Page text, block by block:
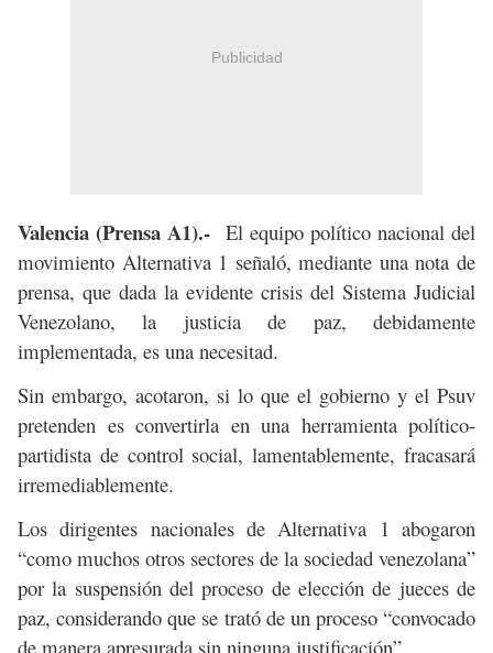
Publicidad
Valencia (Prensa A1).- El equipo político nacional del
movimiento Alternativa 1 señaló, mediante una nota de
prensa, que dada la evidente crisis del Sistema Judicial
Venezolano, la justicia de paz, debidamente
implementada, es una necesitad.
Sin embargo, acotaron, si lo que el gobierno y el Psuv
pretenden es convertirla en una herramienta político-
partidista de control social, lamentablemente, fracasará
irremediablemente.
Los dirigentes nacionales de Alternativa 1 abogaron
“como muchos otros sectores de la sociedad venezolana”
por la suspensión del proceso de elección de jueces de
paz, considerando que se trató de un proceso “convocado
de manera apresurada sin ninguna justificación”.